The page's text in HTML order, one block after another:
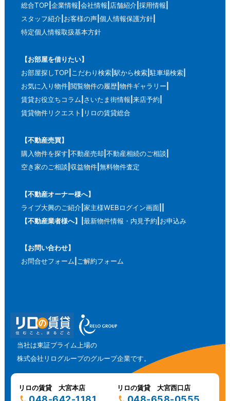
総合TOP 企業情報 会社情報 店舗紹介 採用情報
スタッフ紹介 お客様の声 個人情報保護方針
特定個人情報取扱基本方針
【お部屋を借りたい】
お部屋探しTOP こだわり検索 駅から検索 駐車場検索
お気に入り物件 閲覧物件の履歴 物件ギャラリー
賃貸お役立ちコラム さいたま街情報 来店予約
賃貸物件リクエスト
リロの賃貸総合
【不動産売買】
購入物件を探す 不動産売却 不動産相続のご相談
空き家のご相談 収益物件 無料物件査定
【不動産オーナー様へ】
ライブ大興のご紹介 家主様WEBログイン画面
【不動産業者様へ】
最新物件情報・内見予約 お申込み
【お問い合わせ】
お問合せフォーム ご解約フォーム
当社は東証プライム上場の
株式会社リログループのグループ企業です。
リロの賃貸 大宮本店 リロの賃貸 大宮西口店